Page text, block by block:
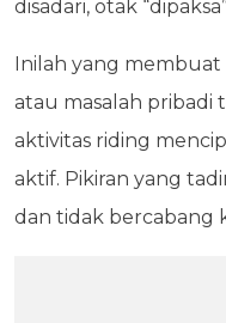
disadari, otak
Inilah yang
atau masalah pribadi
aktivitas riding
aktif. Pikiran yang
dan tidak bercabang